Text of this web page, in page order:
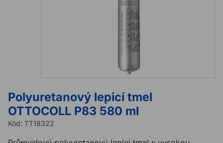
Polyuretanový lepicí tmel
OTTOCOLL P83 580 ml
Kód: TT18322